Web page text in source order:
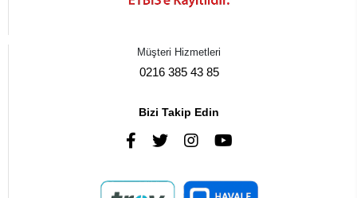
Müşteri Hizmetleri
0216 385 43 85
Bizi Takip Edin